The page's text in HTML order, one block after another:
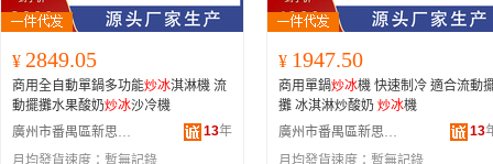
¥ 2849.05
商用全自動單鍋多功能炒冰淇淋機 流
動擺攤水果酸奶炒冰沙冷機
廣州市番禺區新思遠金屬加工機械廠
13年
月均發貨速度： 暫無記錄
¥ 1947.50
商用單鍋炒冰機 快速制冷 適合流動擺
攤 冰淇淋炒酸奶 炒冰機
廣州市番禺區新思遠金屬加工機械廠
13
月均發貨速度： 暫無記錄